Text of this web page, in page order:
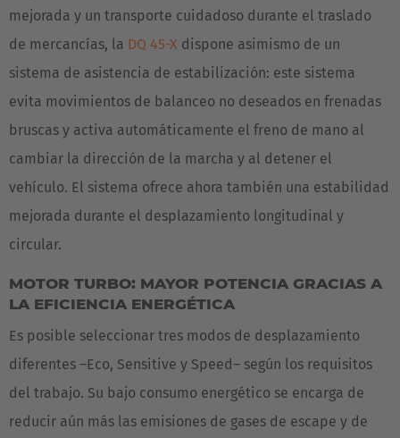
mejorada y un transporte cuidadoso durante el traslado
de mercancías, la DQ 45-X dispone asimismo de un
sistema de asistencia de estabilización: este sistema
evita movimientos de balanceo no deseados en frenadas
bruscas y activa automáticamente el freno de mano al
cambiar la dirección de la marcha y al detener el
vehículo. El sistema ofrece ahora también una estabilidad
mejorada durante el desplazamiento longitudinal y
circular.
MOTOR TURBO: MAYOR POTENCIA GRACIAS A
LA EFICIENCIA ENERGÉTICA
Es posible seleccionar tres modos de desplazamiento
diferentes –Eco, Sensitive y Speed– según los requisitos
del trabajo. Su bajo consumo energético se encarga de
reducir aún más las emisiones de gases de escape y de